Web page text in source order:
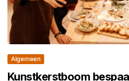
Algemeen
Kunstkerstboom